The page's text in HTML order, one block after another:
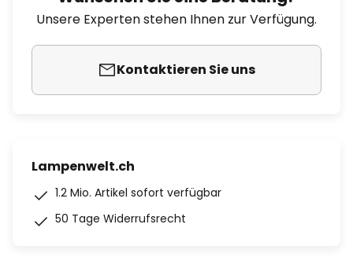
Unsere Experten stehen Ihnen zur Verfügung.
Kontaktieren Sie uns
Lampenwelt.ch
1.2 Mio. Artikel sofort verfügbar
50 Tage Widerrufsrecht